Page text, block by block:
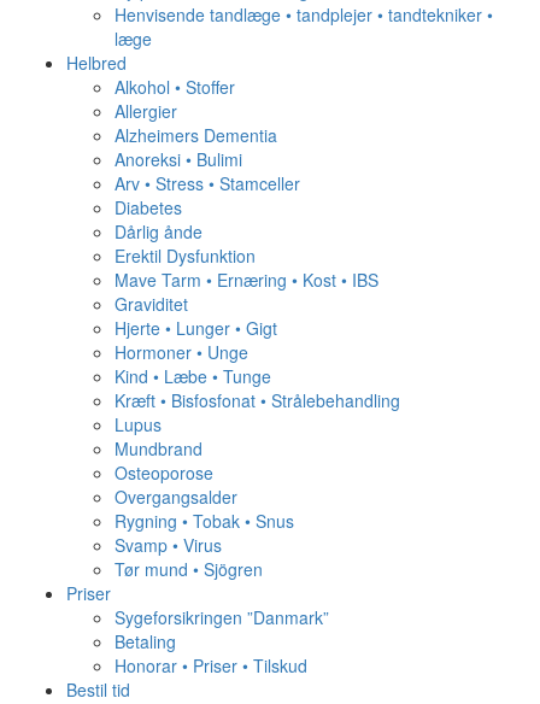
Henvisende tandlæge • tandplejer • tandtekniker •
læge
Helbred
Alkohol • Stoffer
Allergier
Alzheimers Dementia
Anoreksi • Bulimi
Arv • Stress • Stamceller
Diabetes
Dårlig ånde
Erektil Dysfunktion
Mave Tarm • Ernæring • Kost • IBS
Graviditet
Hjerte • Lunger • Gigt
Hormoner • Unge
Kind • Læbe • Tunge
Kræft • Bisfosfonat • Strålebehandling
Lupus
Mundbrand
Osteoporose
Overgangsalder
Rygning • Tobak • Snus
Svamp • Virus
Tør mund • Sjögren
Priser
Sygeforsikringen ”Danmark”
Betaling
Honorar • Priser • Tilskud
Bestil tid